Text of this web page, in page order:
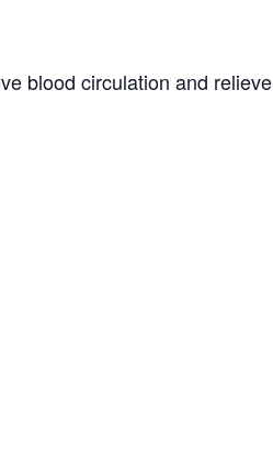
blood circulation and relieve